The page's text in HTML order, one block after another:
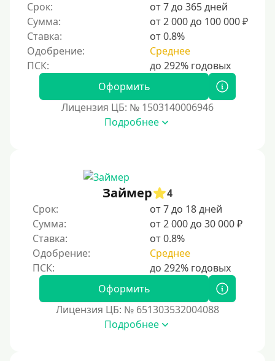
ответственное финансовое поведение поможет
восстановить доверие кредиторов.
Для погашения других кредитов
До зарплаты
Для бизнеса
По военному билету
По водительскому удостоверению
По СНИЛСу
Без СНИЛСа
По паспорту
Срок:
от 7 до 365 дней
Сумма:
от 2 000 до 100 000 ₽
Ставка:
от 0.8%
Одобрение:
Среднее
Оформить
Лицензия ЦБ: № 1503140006946
Подробнее
Займер
4
Срок:
от 7 до 18 дней
Сумма:
от 2 000 до 30 000 ₽
Ставка:
от 0.8%
Одобрение:
Среднее
Оформить
Лицензия ЦБ: № 651303532004088
Подробнее